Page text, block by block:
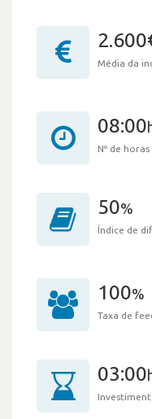
Média da
08:00
Nº de
50%
Índice de
100%
Taxa de
03:00